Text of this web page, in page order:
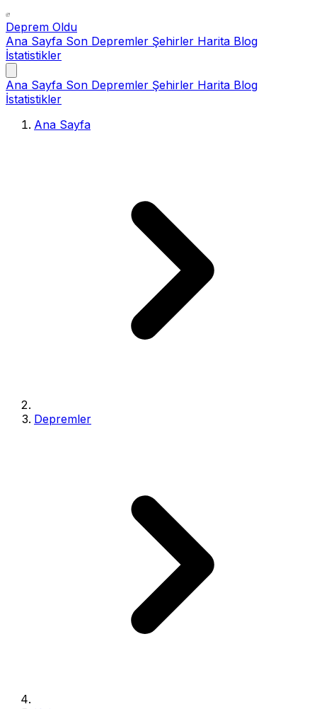
Deprem Oldu
Ana Sayfa Son Depremler Şehirler Harita Blog
İstatistikler
Ana Sayfa Son Depremler Şehirler Harita Blog
İstatistikler
Ana Sayfa
Depremler